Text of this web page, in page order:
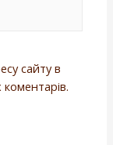
сайту в